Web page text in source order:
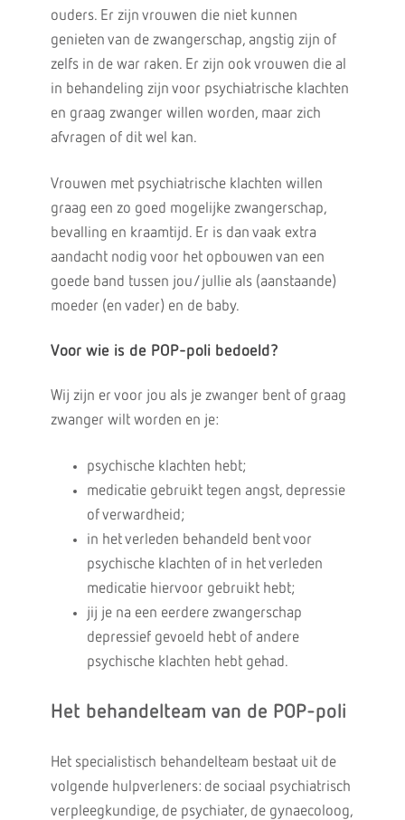
ouders. Er zijn vrouwen die niet kunnen
genieten van de zwangerschap, angstig zijn of
zelfs in de war raken. Er zijn ook vrouwen die al
in behandeling zijn voor psychiatrische klachten
en graag zwanger willen worden, maar zich
afvra­gen of dit wel kan.
Vrouwen met psychiatrische klachten willen
graag een zo goed mogelijke zwan­gerschap,
bevalling en kraamtijd. Er is dan vaak extra
aandacht nodig voor het opbou­wen van een
goede band tussen jou/jullie als (aan­staande)
moeder (en vader) en de baby.
Voor wie is de POP-poli bedoeld?
Wij zijn er voor jou als je zwanger bent of graag
zwanger wilt worden en je:
psychische klachten hebt;
medicatie gebruikt tegen angst, depressie
of verwardheid;
in het verleden behandeld bent voor
psychische klachten of in het verleden
medicatie hiervoor gebruikt hebt;
jij je na een eerdere zwangerschap
depressief gevoeld hebt of andere
psychische klachten hebt gehad.
Het behandelteam van de POP-poli
Het specialistisch behandelteam bestaat uit de
volgende hulpverleners: de sociaal psychiatrisch
verpleegkundige, de psychiater, de gynaecoloog,